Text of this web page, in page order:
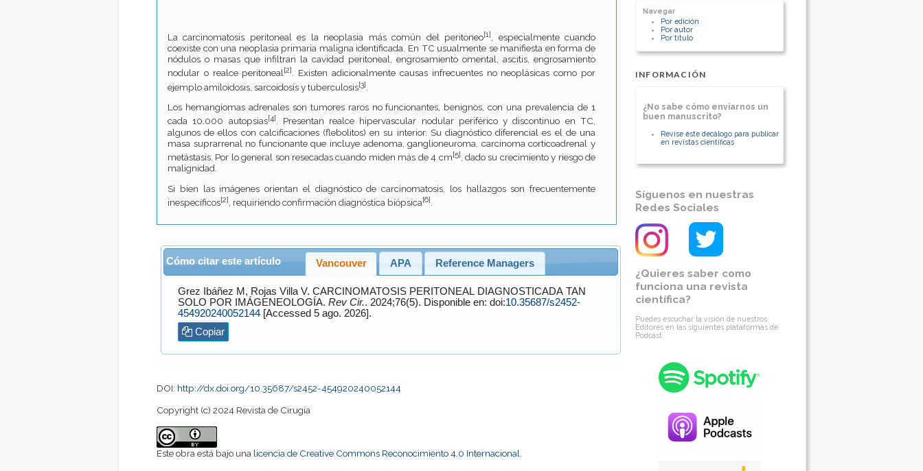
[Ver otros artículos de este autor]
Egresado de PUC Santiago
Becado de radiología PUC Stgo
Radiologo hospita de Curicó
[Ver otros artículos de este autor]
Navegar
Por edición
Por autor
Por título
INFORMACIÓN
¿No sabe cómo enviarnos un
buen manuscrito?
Revise éste decálogo para publicar
en revistas científicas
Síguenos en nuestras
Redes Sociales
¿Quieres saber como
funciona una revista
científica?
Puedes escuchar la visión de nuestros
Editores en las siguientes plataformas de
Podcast
La carcinomatosis peritoneal es la neoplasia más común del peritoneo[1]
, especialmente cuando
coexiste con una neoplasia primaria maligna identificada. En TC usualmente se manifiesta en forma de
nódulos o masas que infiltran la cavidad peritoneal, engrosamiento omental, ascitis, engrosamiento
nodular o realce peritoneal[2]. Existen adicionalmente causas infrecuentes no neoplásicas como por
ejemplo amiloidosis, sarcoidosis y tuberculosis[3]
Los hemangiomas adrenales son tumores raros no funcionantes, benignos, con una prevalencia de 1
cada 10.000 autopsias[4]. Presentan realce hipervascular nodular periférico y discontinuo en TC,
algunos de ellos con calcificaciones (flebolitos) en su interior. Su diagnóstico diferencial es el de una
masa suprarrenal no funcionante que incluye adenoma, ganglioneuroma, carcinoma corticoadrenal y
metástasis. Por lo general son resecadas cuando miden más de 4 cm[5], dado su crecimiento y riesgo de
malignidad.
Si bien las imágenes orientan el diagnóstico de carcinomatosis, los hallazgos son frecuentemente
inespecíficos[2], requiriendo confirmación diagnóstica biópsica[6].
Cómo citar este artículo Vancouver APA Reference Managers
Grez Ibáñez M, Rojas VillaV. CARCINOMATOSIS PERITONEAL DIAGNOSTICADA TAN
SOLO POR IMÁGENEOLOGÍA. Rev Cir. . 2024;76(5). Disponible en: doi:10.35687/s2452-
454920240052144
[Accessed 5 ago. 2026].
Copiar
DOI: http://dx.doi.org/10.35687/s2452-454920240052144
Copyright (c) 2024 Revista de Cirugía
Este obra está bajo una licencia de Creative Commons Reconocimiento 4.0 Internacional